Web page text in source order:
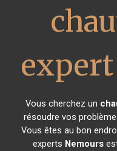
expert
Vous cherchez un
résoudre vos
Vous êtes au bon
experts Nemours